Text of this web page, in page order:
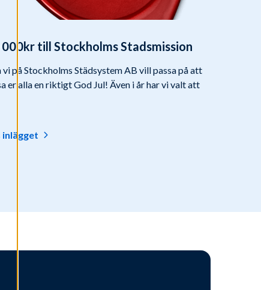
000kr till Stockholms Stadsmission
vi på Stockholms Städsystem AB vill passa på att
er alla en riktigt God Jul! Även i år har vi valt att
inlägget